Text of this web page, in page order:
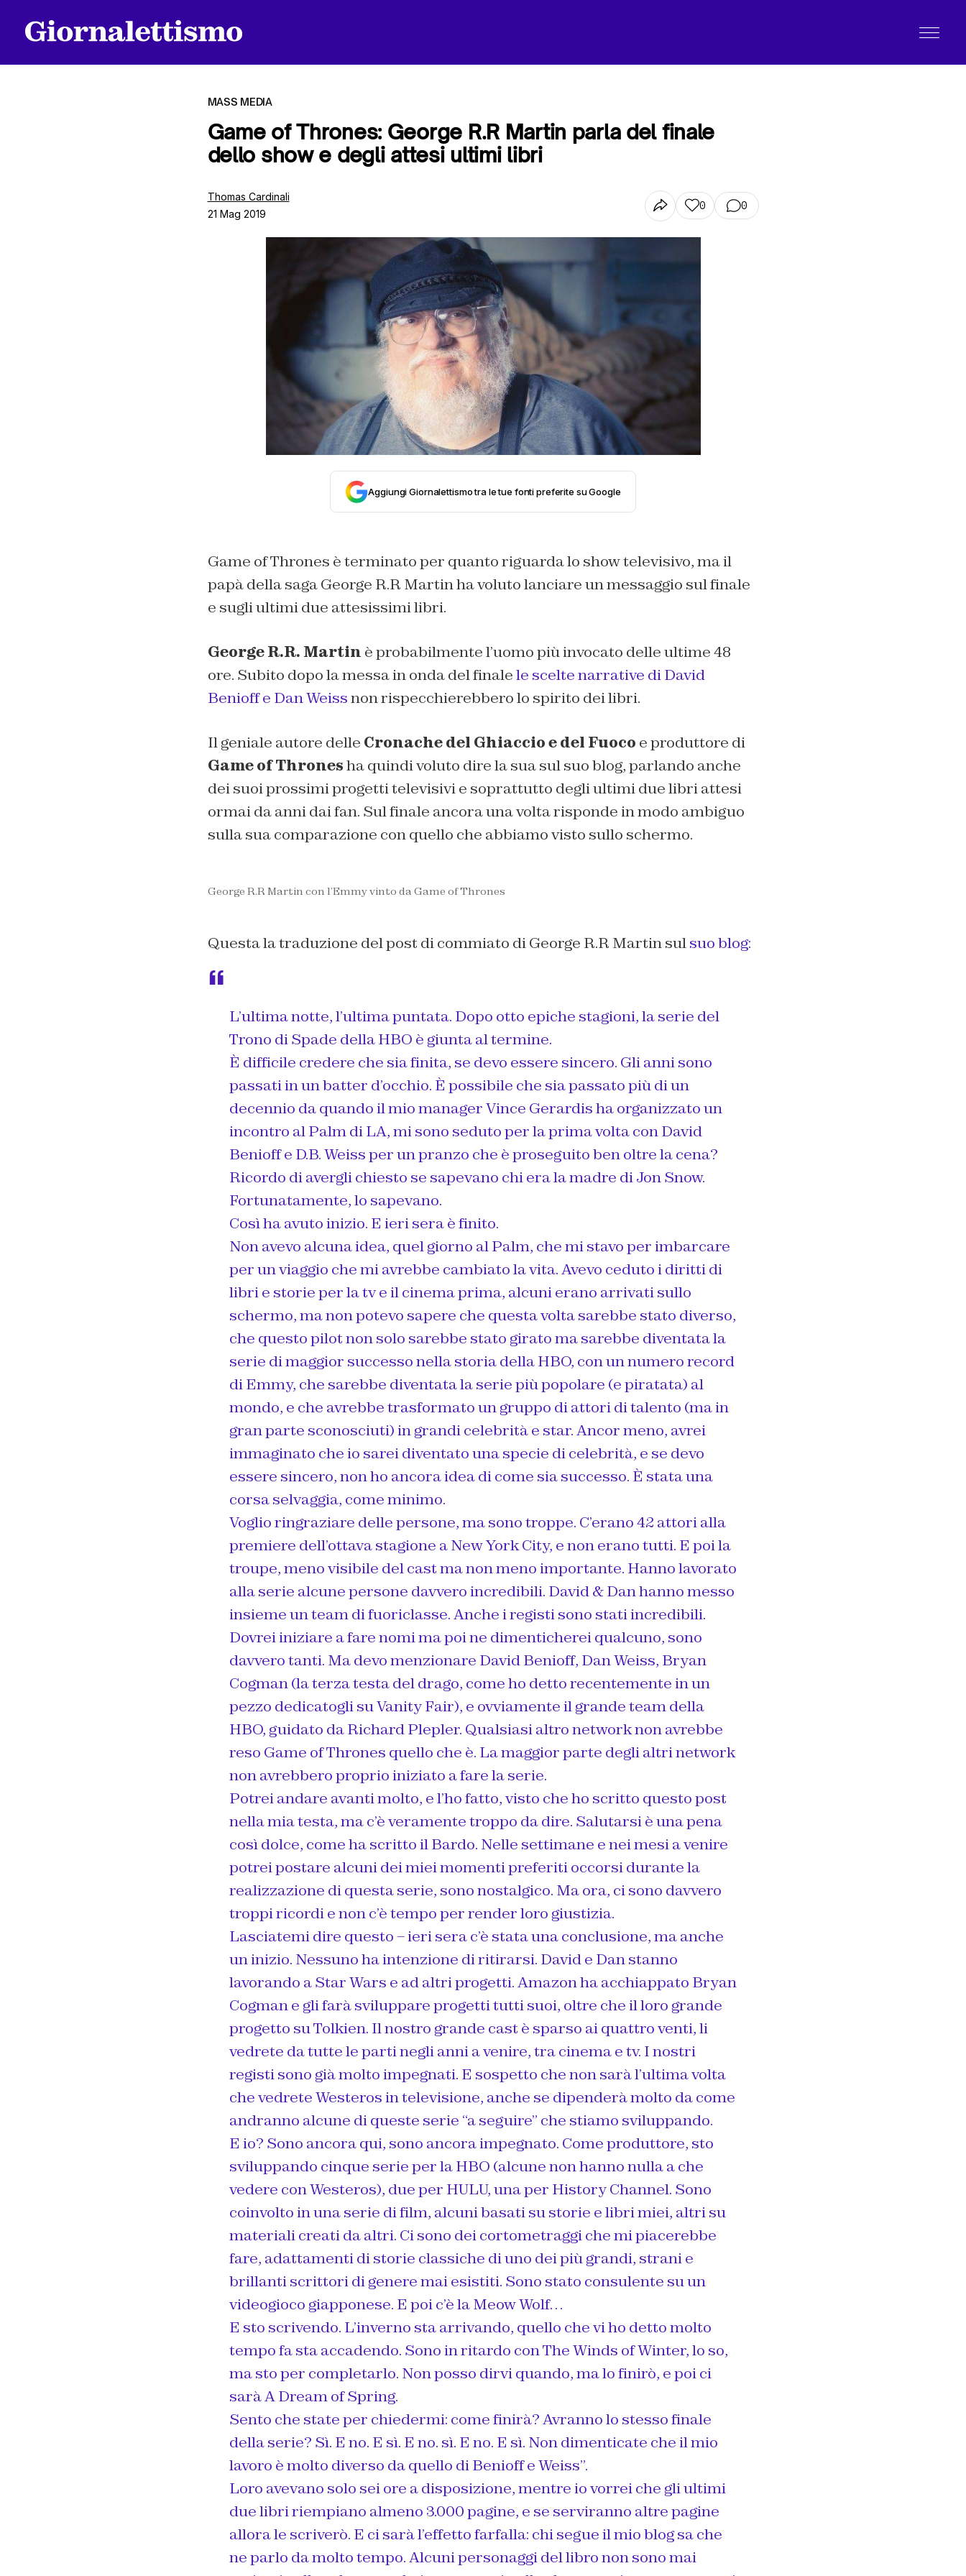
MASS MEDIA
Game of Thrones: George R.R Martin parla del finale
dello show e degli attesi ultimi libri
Thomas Cardinali
21 Mag 2019
0 0
Aggiungi Giornalettismo tra le tue fonti preferite su Google
Game of Thrones è terminato per quanto riguarda lo show televisivo, ma il
papà della saga George R.R Martin ha voluto lanciare un messaggio sul finale
e sugli ultimi due attesissimi libri.
George R.R. Martin è probabilmente l’uomo più invocato delle ultime 48
ore. Subito dopo la messa in onda del finalele scelte narrative di David
Benioff e Dan Weissnon rispecchierebbero lo spirito dei libri.
Il geniale autore delle Cronache del Ghiaccio e del Fuoco e produttore di
Game of Thronesha quindi voluto dire la sua sul suo blog, parlando anche
dei suoi prossimi progetti televisivi e soprattutto degli ultimi due libri attesi
ormai da anni dai fan. Sul finale ancora una volta risponde in modo ambiguo
sulla sua comparazione con quello che abbiamo visto sullo schermo.
George R.R Martin con l’Emmy vinto da Game of Thrones
Questa la traduzione del post di commiato di George R.R Martin sulsuo blog:
L’ultima notte, l’ultima puntata. Dopo otto epiche stagioni, la serie del
Trono di Spade della HBO è giunta al termine.
È difficile credere che sia finita, se devo essere sincero. Gli anni sono
passati in un batter d’occhio. È possibile che sia passato più di un
decennio da quando il mio manager Vince Gerardis ha organizzato un
incontro al Palm di LA, mi sono seduto per la prima volta con David
Benioff e D.B. Weiss per un pranzo che è proseguito ben oltre la cena?
Ricordo di avergli chiesto se sapevano chi era la madre di Jon Snow.
Fortunatamente, lo sapevano.
Così ha avuto inizio. E ieri sera è finito.
Non avevo alcuna idea, quel giorno al Palm, che mi stavo per imbarcare
per un viaggio che mi avrebbe cambiato la vita. Avevo ceduto i diritti di
libri e storie per la tv e il cinema prima, alcuni erano arrivati sullo
schermo, ma non potevo sapere che questa volta sarebbe stato diverso,
che questo pilot non solo sarebbe stato girato ma sarebbe diventata la
serie di maggior successo nella storia della HBO, con un numero record
di Emmy, che sarebbe diventata la serie più popolare (e piratata) al
mondo, e che avrebbe trasformato un gruppo di attori di talento (ma in
gran parte sconosciuti) in grandi celebrità e star. Ancor meno, avrei
immaginato che io sarei diventato una specie di celebrità, e se devo
essere sincero, non ho ancora idea di come sia successo. È stata una
corsa selvaggia, come minimo.
Voglio ringraziare delle persone, ma sono troppe. C’erano 42 attori alla
premiere dell’ottava stagione a New York City, e non erano tutti. E poi la
troupe, meno visibile del cast ma non meno importante. Hanno lavorato
alla serie alcune persone davvero incredibili. David & Dan hanno messo
insieme un team di fuoriclasse. Anche i registi sono stati incredibili.
Dovrei iniziare a fare nomi ma poi ne dimenticherei qualcuno, sono
davvero tanti. Ma devo menzionare David Benioff, Dan Weiss, Bryan
Cogman (la terza testa del drago, come ho detto recentemente in un
pezzo dedicatogli su Vanity Fair), e ovviamente il grande team della
HBO, guidato da Richard Plepler. Qualsiasi altro network non avrebbe
reso Game of Thrones quello che è. La maggior parte degli altri network
non avrebbero proprio iniziato a fare la serie.
Potrei andare avanti molto, e l’ho fatto, visto che ho scritto questo post
nella mia testa, ma c’è veramente troppo da dire. Salutarsi è una pena
così dolce, come ha scritto il Bardo. Nelle settimane e nei mesi a venire
potrei postare alcuni dei miei momenti preferiti occorsi durante la
realizzazione di questa serie, sono nostalgico. Ma ora, ci sono davvero
troppi ricordi e non c’è tempo per render loro giustizia.
Lasciatemi dire questo – ieri sera c’è stata una conclusione, ma anche
un inizio. Nessuno ha intenzione di ritirarsi. David e Dan stanno
lavorando a Star Wars e ad altri progetti. Amazon ha acchiappato Bryan
Cogman e gli farà sviluppare progetti tutti suoi, oltre che il loro grande
progetto su Tolkien. Il nostro grande cast è sparso ai quattro venti, li
vedrete da tutte le parti negli anni a venire, tra cinema e tv. I nostri
registi sono già molto impegnati. E sospetto che non sarà l’ultima volta
che vedrete Westeros in televisione, anche se dipenderà molto da come
andranno alcune di queste serie “a seguire” che stiamo sviluppando.
E io? Sono ancora qui, sono ancora impegnato. Come produttore, sto
sviluppando cinque serie per la HBO (alcune non hanno nulla a che
vedere con Westeros), due per HULU, una per History Channel. Sono
coinvolto in una serie di film, alcuni basati su storie e libri miei, altri su
materiali creati da altri. Ci sono dei cortometraggi che mi piacerebbe
fare, adattamenti di storie classiche di uno dei più grandi, strani e
brillanti scrittori di genere mai esistiti. Sono stato consulente su un
videogioco giapponese. E poi c’è la Meow Wolf…
E sto scrivendo. L’inverno sta arrivando, quello che vi ho detto molto
tempo fa sta accadendo. Sono in ritardo con The Winds of Winter, lo so,
ma sto per completarlo. Non posso dirvi quando, ma lo finirò, e poi ci
sarà A Dream of Spring.
Sento che state per chiedermi: come finirà? Avranno lo stesso finale
della serie? Sì. E no. E sì. E no. sì. E no. E sì. Non dimenticate che il mio
lavoro è molto diverso da quello di Benioff e Weiss”.
Loro avevano solo sei ore a disposizione, mentre io vorrei che gli ultimi
due libri riempiano almeno 3.000 pagine, e se serviranno altre pagine
allora le scriverò. E ci sarà l’effetto farfalla: chi segue il mio blog sa che
ne parlo da molto tempo. Alcuni personaggi del libro non sono mai